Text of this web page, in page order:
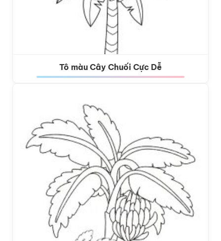
Tô màu Cây Chuối Cực Dễ